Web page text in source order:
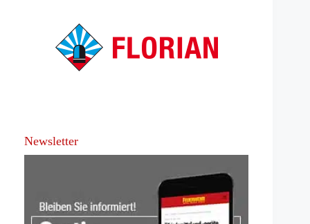
Newsletter